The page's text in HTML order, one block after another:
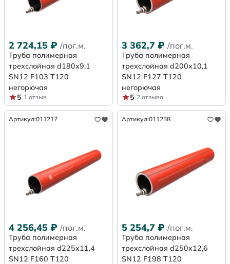
2 724,15 ₽ /пог.м.
Труба полимерная
трехслойная d180х9,1
SN12 F103 Т120
негорючая
5 1 отзыв
3 362,7 ₽ /пог.м.
Труба полимерная
трехслойная d200х10,1
SN12 F127 Т120
негорючая
5 2 отзыва
Артикул:011217
4 256,45 ₽ /пог.м.
Труба полимерная
трехслойная d225х11,4
SN12 F160 Т120
Артикул:011238
5 254,7 ₽ /пог.м.
Труба полимерная
трехслойная d250х12,6
SN12 F198 Т120